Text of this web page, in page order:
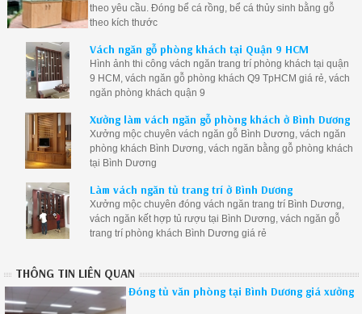
theo yêu cầu. Đóng bể cá rồng, bể cá thủy sinh bằng gỗ
theo kích thước
Vách ngăn gỗ phòng khách tại Quận 9 HCM
Hình ảnh thi công vách ngăn trang trí phòng khách tại quận
9 HCM, vách ngăn gỗ phòng khách Q9 TpHCM giá rẻ, vách
ngăn phòng khách quận 9
Xưởng làm vách ngăn gỗ phòng khách ở Bình Dương
Xưởng mộc chuyên vách ngăn gỗ Bình Dương, vách ngăn
phòng khách Bình Dương, vách ngăn bằng gỗ phòng khách
tại Bình Dương
Làm vách ngăn tủ trang trí ở Bình Dương
Xưởng mộc chuyên đóng vách ngăn trang trí Bình Dương,
vách ngăn kết hợp tủ rượu tại Bình Dương, vách ngăn gỗ
trang trí phòng khách Bình Dương giá rẻ
THÔNG TIN LIÊN QUAN
Đóng tủ văn phòng tại Bình Dương giá xưởng